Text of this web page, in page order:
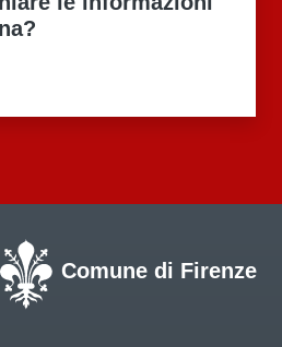
stelle su 5
su 5
5
Comune di Firenze